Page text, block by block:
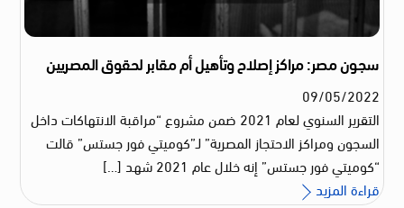
سجون مصر: مراكز إصلاح وتأهيل أم مقابر لحقوق المصريين
09/05/2022
التقرير السنوي لعام 2021 ضمن مشروع “مراقبة الانتهاكات داخل
السجون ومراكز الاحتجاز المصرية” لـ”كوميتي فور جستس” قالت
“كوميتي فور جستس” إنه خلال عام 2021 شهد […]
قراءة المزيد